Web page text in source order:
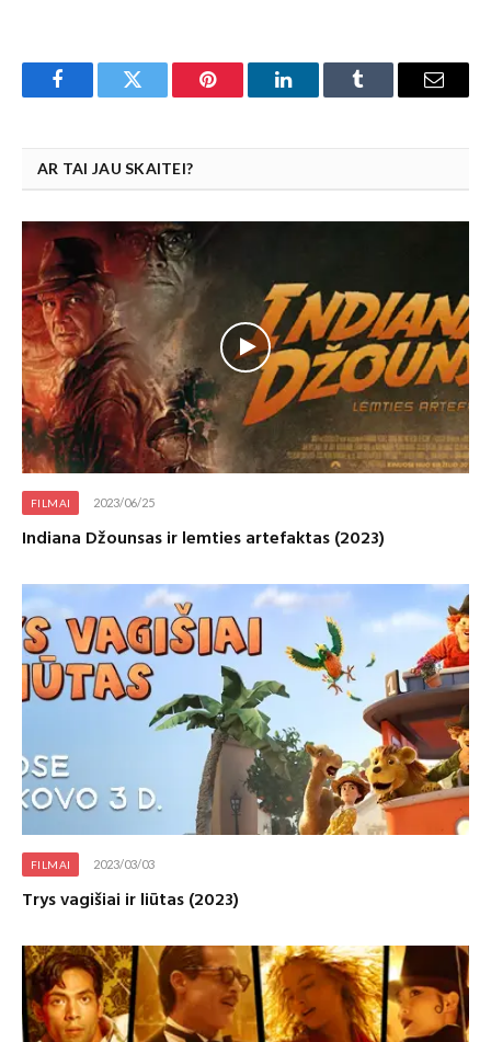
FacebookTwitter Pinterest LinkedInTumblr Email
AR TAI JAU SKAITEI?
FILMAI 2023/06/25
Indiana Džounsas ir lemties artefaktas (2023)
FILMAI 2023/03/03
Trys vagišiai ir liūtas (2023)